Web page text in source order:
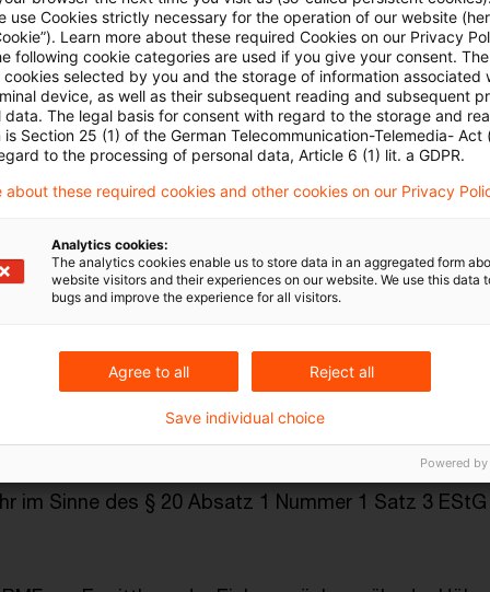
des § 27 Absatz 1 Satz 3 und 5 KStG unterliegt.
BMF Anwendungsschreibens stehen dabei im
ist § 7 Absatz 2 KapErhStG
einer Nennkapitalrückzahlung ist durch geeignete
über die Nennkapitalherabsetzung und -
nicht in das Nennkapital geleisteten Einlagen
nicht in das Nennkapital geleisteten Einlagen kann
im Sinne des § 20 Absatz 1 Nummer 1 Satz 3
use Cookies strictly necessary for the operation of our website
Learn more about these required Cookies on our Privacy
following cookie categories are used if you give your consent.
cookies selected by you and the storage of information associated
device, as well as their subsequent reading and subsequent
data. The legal basis for consent with regard to the storage and
is Section 25 (1) of the German Telecommunication-Telemedia- Act
to the processing of personal data, Article 6 (1) lit. a GDPR.
about these required cookies and other cookies on our Privacy
Analytics cookies:
The analytics cookies enable us to store data in an aggregated form
website visitors and their experiences on our website. We use this data
bugs and improve the experience for all visitors.
Agree to all Reject all
Save individual choice
Powered by